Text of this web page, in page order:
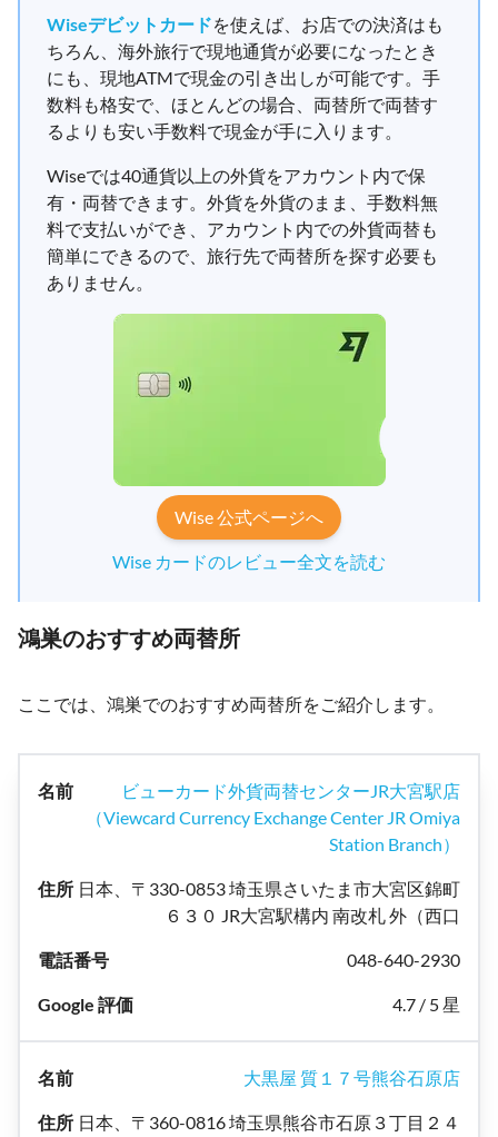
Wiseデビットカードを使えば、お店での決済はも
ちろん、海外旅行で現地通貨が必要になったとき
にも、現地ATMで現金の引き出しが可能です。手
数料も格安で、ほとんどの場合、両替所で両替す
るよりも安い手数料で現金が手に入ります。
Wiseでは40通貨以上の外貨をアカウント内で保
有・両替できます。外貨を外貨のまま、手数料無
料で支払いができ、アカウント内での外貨両替も
簡単にできるので、旅行先で両替所を探す必要も
ありません。
Wise 公式ページへ
Wise カードのレビュー全文を読む
鴻巣のおすすめ両替所
ここでは、鴻巣でのおすすめ両替所をご紹介します。
ビューカード外貨両替センターJR大宮駅店
（Viewcard Currency Exchange Center JR Omiya
Station Branch）
日本、〒330-0853 埼玉県さいたま市大宮区錦町
６３０ JR大宮駅構内 南改札 外（西口
048-640-2930
4.7 / 5 星
大黒屋 質１７号熊谷石原店
日本、〒360-0816 埼玉県熊谷市石原３丁目２４